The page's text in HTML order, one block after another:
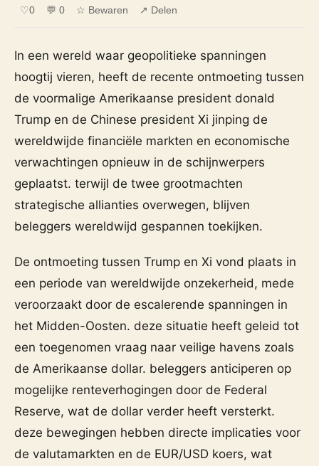
♡0 💬 0 ☆ Bewaren ↗ Delen
In een wereld waar geopolitieke spanningen
hoogtij vieren, heeft de recente ontmoeting tussen
de voormalige Amerikaanse president donald
Trump en de Chinese president Xi jinping de
wereldwijde financiële markten en economische
verwachtingen opnieuw in de schijnwerpers
geplaatst. terwijl de twee grootmachten
strategische allianties overwegen, blijven
beleggers wereldwijd gespannen toekijken.
De ontmoeting tussen Trump en Xi vond plaats in
een periode van wereldwijde onzekerheid, mede
veroorzaakt door de escalerende spanningen in
het Midden-Oosten. deze situatie heeft geleid tot
een toegenomen vraag naar veilige havens zoals
de Amerikaanse dollar. beleggers anticiperen op
mogelijke renteverhogingen door de Federal
Reserve, wat de dollar verder heeft versterkt.
deze bewegingen hebben directe implicaties voor
de valutamarkten en de EUR/USD koers, wat